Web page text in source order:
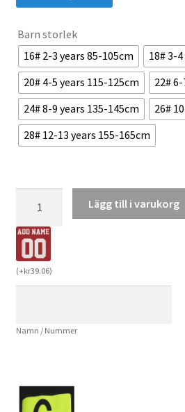
Barn storlek
16# 2-3 years 85-105cm
18# 3-
20# 4-5 years 115-125cm
22#
24# 8-9 years 135-145cm
26#
28# 12-13 years 155-165cm
Manchester
United
Hemmatröja
Barn
2024/25
Kortärmad
byxor)
mängd
Lägg till i varukorg
(+kr39.06)
Namn / Nummer